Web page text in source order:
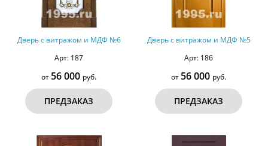
Дверь с витражом и МДФ №6
Арт: 187
от 56 000 руб.
ПРЕДЗАКАЗ
Дверь с витражом и МДФ №5
Арт: 186
от 56 000 руб.
ПРЕДЗАКАЗ